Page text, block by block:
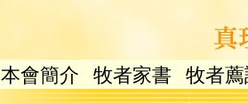
本會簡介 牧者家書 牧者